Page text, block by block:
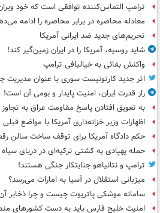
ترامپ التماس‌کننده توافقی است که خود
معادله محاصره در برابر محاصره را ادامه
تحریم‌های جدید ضد ایرانی آمریکا
شاید روسیه، آمریکا را در ایران زمین‌گیر کند!
واکنش بقائی به خیالبافی ترامپ
اثر جدید کارتونیست سوری با عنوان مدیریت
راز قدرت ایران، امنیت پایدار و بومی آن است!
به تعویق افتادن پاسخ مقاومت عراق به
اظهارات وزیر خزانه‌داری آمریکا با مواضع
حکم دادگاه آمریکا برای توقف ساخت سالن
حمله پهپادی به کشتی ترکیه‌ای در دریای سیاه
ترامپ و نتانیاهو جنایتکار جنگی هستند!
میزبانی استقلال در آسیا به امارات می‌رسد؟
سامانه موشکی پاتریوت چیست و چرا ذخایر
امنیت خلیج فارس باید به دست کشورهای